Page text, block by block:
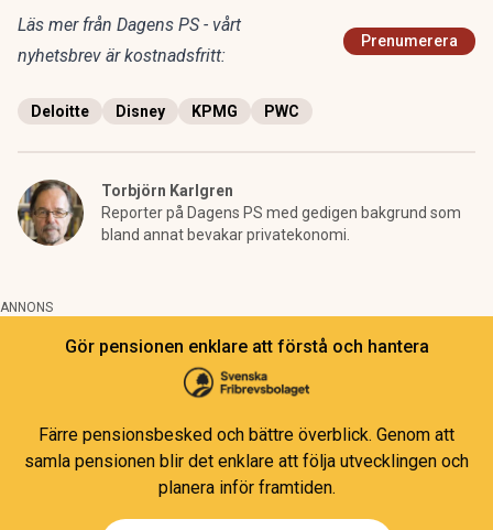
Läs mer från Dagens PS - vårt
nyhetsbrev är kostnadsfritt:
Prenumerera
Deloitte Disney KPMG PWC
Torbjörn Karlgren
Reporter på Dagens PS med gedigen bakgrund som
bland annat bevakar privatekonomi.
ANNONS
Gör pensionen enklare att förstå och hantera
Färre pensionsbesked och bättre överblick. Genom att
samla pensionen blir det enklare att följa utvecklingen och
planera inför framtiden.